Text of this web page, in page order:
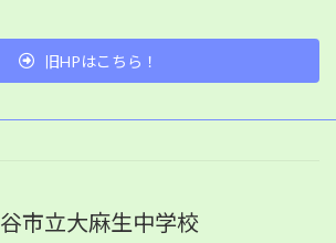
旧HPはこちら！
市立大麻生中学校